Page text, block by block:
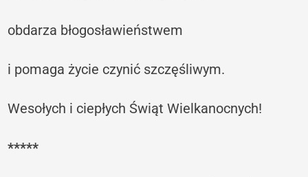
obdarza błogosławieństwem
i pomaga życie czynić szczęśliwym.
Wesołych i ciepłych Świąt Wielkanocnych!
*****